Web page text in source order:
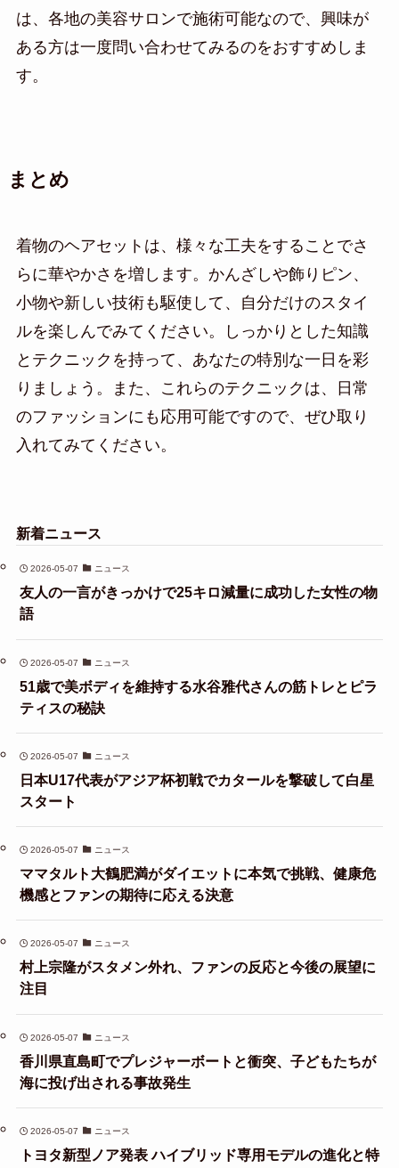
は、各地の美容サロンで施術可能なので、興味が
ある方は一度問い合わせてみるのをおすすめしま
す。
まとめ
着物のヘアセットは、様々な工夫をすることでさ
らに華やかさを増します。かんざしや飾りピン、
小物や新しい技術も駆使して、自分だけのスタイ
ルを楽しんでみてください。しっかりとした知識
とテクニックを持って、あなたの特別な一日を彩
りましょう。また、これらのテクニックは、日常
のファッションにも応用可能ですので、ぜひ取り
入れてみてください。
新着ニュース
2026-05-07 ニュース
友人の一言がきっかけで25キロ減量に成功した女性の物
語
2026-05-07 ニュース
51歳で美ボディを維持する水谷雅代さんの筋トレとピラ
ティスの秘訣
2026-05-07 ニュース
日本U17代表がアジア杯初戦でカタールを撃破して白星
スタート
2026-05-07 ニュース
ママタルト大鶴肥満がダイエットに本気で挑戦、健康危
機感とファンの期待に応える決意
2026-05-07 ニュース
村上宗隆がスタメン外れ、ファンの反応と今後の展望に
注目
2026-05-07 ニュース
香川県直島町でプレジャーボートと衝突、子どもたちが
海に投げ出される事故発生
2026-05-07 ニュース
トヨタ新型ノア発表 ハイブリッド専用モデルの進化と特